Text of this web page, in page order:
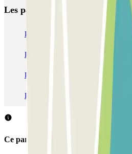
Les parkings les plus réservés
Parking Paris Parking Gare de Lyon
Parking Charles de Gaulle - Roissy
Parking Aéroport Roland Garros La
Parking Aéroport Barcelone
Ce parking ne permet pas de